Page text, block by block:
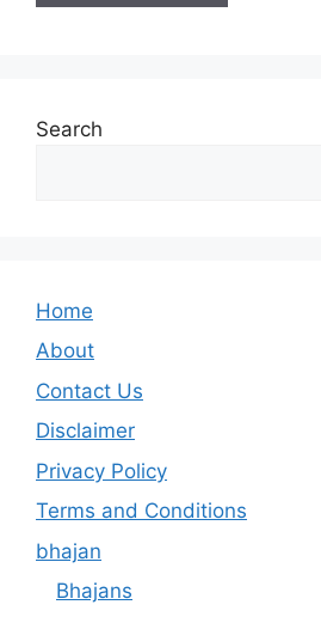
Search
Home
About
Contact Us
Disclaimer
Privacy Policy
Terms and Conditions
bhajan
Bhajans